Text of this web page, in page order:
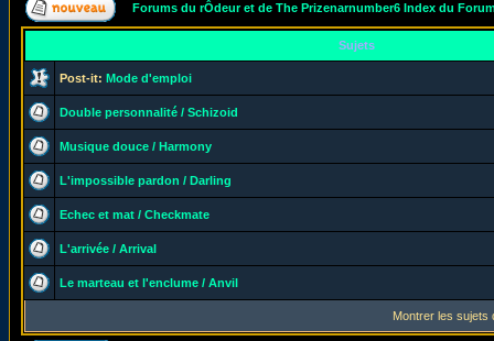
Forums du rÔdeur et de The Prizenarnumber6 Index du
Sujets
Post-it: Mode d'emploi
Double personnalité / Schizoid
Musique douce / Harmony
L'impossible pardon / Darling
Echec et mat / Checkmate
L'arrivée / Arrival
Le marteau et l'enclume / Anvil
Montrer les sujets